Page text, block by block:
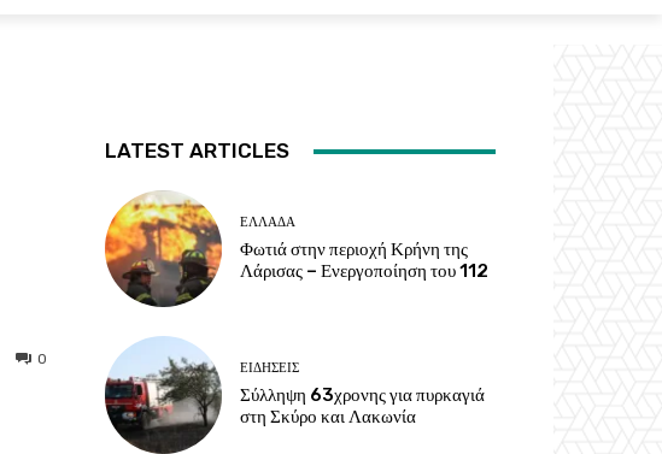
0
LATEST ARTICLES
ΕΛΛΑΔΑ
Φωτιά στην περιοχή Κρήνη της
Λάρισας – Ενεργοποίηση του 112
ΕΙΔΗΣΕΙΣ
Σύλληψη 63χρονης για πυρκαγιά
στη Σκύρο και Λακωνία